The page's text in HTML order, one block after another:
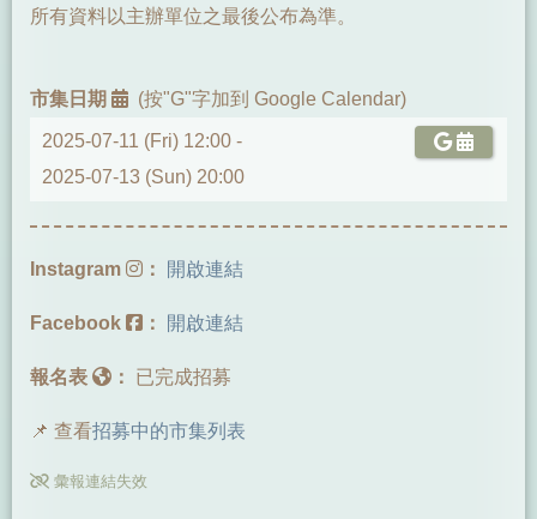
所有資料以主辦單位之最後公布為準。
市集日期 (按"G"字加到 Google Calendar)
2025-07-11 (Fri) 12:00 -
2025-07-13 (Sun) 20:00
Instagram ： 開啟連結
Facebook ： 開啟連結
報名表 ： 已完成招募
📌 查看招募中的市集列表
彙報連結失效